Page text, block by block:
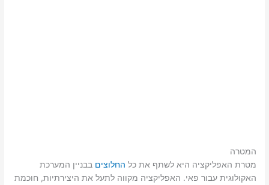
המטרה
מטרת האפליקציה היא לשתף את כל החלוצים בבניין המערכת
האקולוגית עבור פאי. האפליקציה מקווה לתעל את היצירתיות, חוכמת